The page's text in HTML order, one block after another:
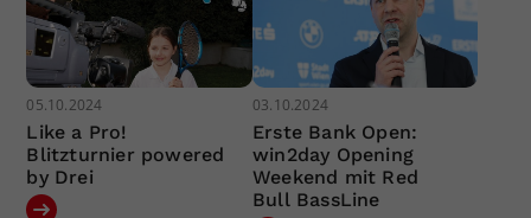
05.10.2024
Like a Pro!
Blitzturnier powered
by Drei
03.10.2024
Erste Bank Open:
win2day Opening
Weekend mit Red
Bull BassLine